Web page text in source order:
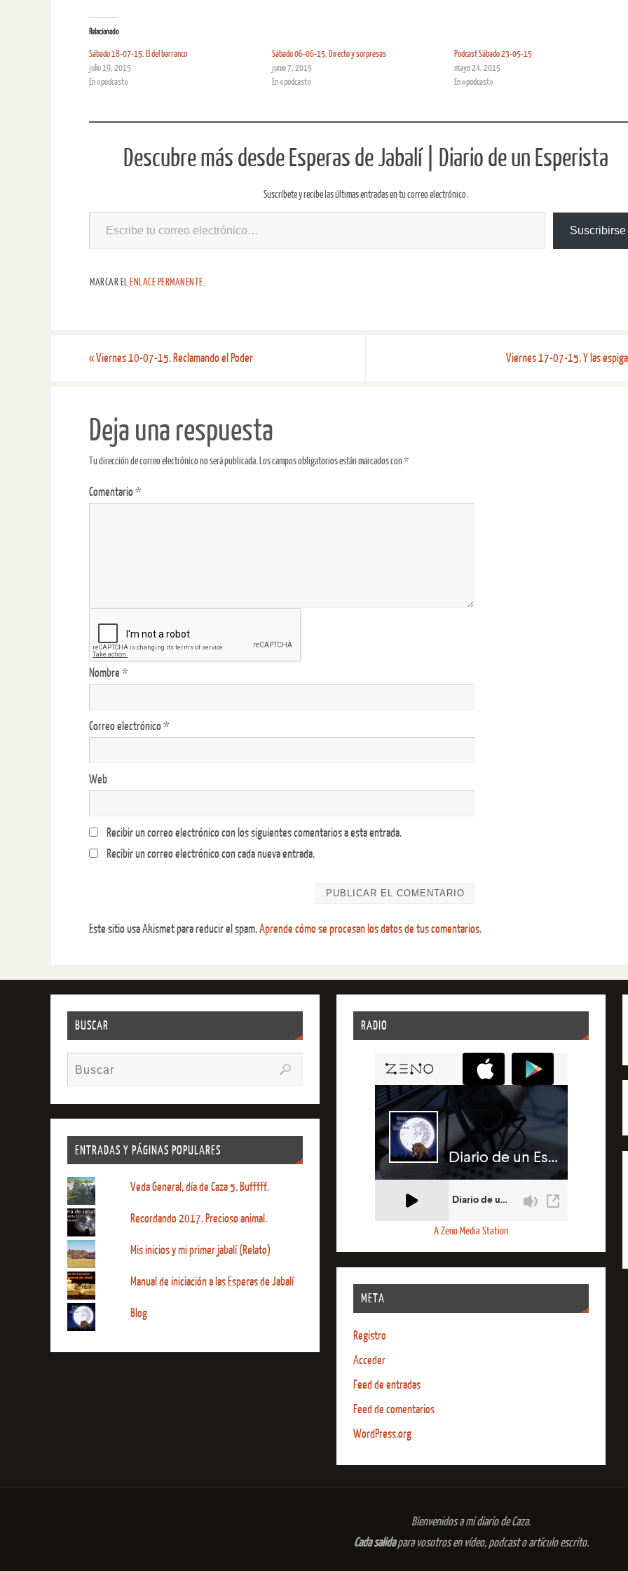
Relacionado
Sábado 18-07-15. El del barranco
julio 19, 2015
En «podcast»
Sábado 06-06-15. Directo y sorpresas
junio 7, 2015
En «podcast»
Podcast Sábado 23-05-15
mayo 24, 2015
En «podcast»
Descubre más desde Esperas de Jabalí | Diario de un Esperista
Suscríbete y recibe las últimas entradas en tu correo electrónico.
Suscribirse
MARCAR EL ENLACE PERMANENTE
«Viernes 10-07-15. Reclamando el Poder Viernes 17-07-15. Y las
Deja una respuesta
Tu dirección de correo electrónico no será publicada. Los campos obligatorios están marcados con*
Comentario*
Nombre *
Correo electrónico*
Web
Recibir un correo electrónico con los siguientes comentarios a esta entrada.
Recibir un correo electrónico con cada nueva entrada.
Este sitio usa Akismet para reducir el spam.Aprende cómo se procesan los datos de tus comentarios.
BUSCAR
ENTRADAS Y PÁGINAS POPULARES
Veda General, día de Caza 5. Bufffff.
Recordando 2017. Precioso animal.
Mis inicios y mi primer jabalí (Relato)
Manual de iniciación a las Esperas de Jabalí
Blog
RADIO
A Zeno Media Station
META
Registro
Acceder
Feed de entradas
Feed de comentarios
WordPress.org
Bienvenidos a mi diario de Caza.
Cada salidapara vosotros en vídeo, podcast o artículo escrito.